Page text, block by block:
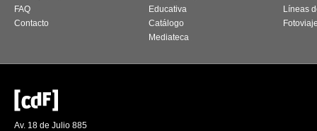
FAQ
Contacto
Educativa
Catálogo
Mediateca
Líneas
Av. 18 de Julio 885